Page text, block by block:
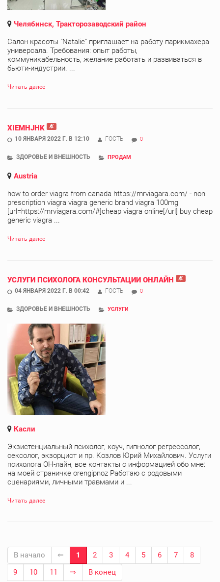
Челябинск, Тракторозаводский район
Салон красоты "Natalie" приглашает на работу парикмахера
универсала. Требования: опыт работы,
коммуникабельность, желание работать и развиваться в
бьюти-индустрии. ...
Читать далее
XIEMHJHK
10 ЯНВАРЯ 2022 Г. В 12:10 ГОСТЬ 0
ЗДОРОВЬЕ И ВНЕШНОСТЬ ПРОДАМ
Austria
how to order viagra from canada https://mrviagara.com/ - non
prescription viagra viagra generic brand viagra 100mg
[url=https://mrviagara.com/#]cheap viagra online[/url] buy cheap
generic viagra ...
Читать далее
УСЛУГИ ПСИХОЛОГА КОНСУЛЬТАЦИИ ОНЛАЙН
04 ЯНВАРЯ 2022 Г. В 00:42 ГОСТЬ 0
ЗДОРОВЬЕ И ВНЕШНОСТЬ УСЛУГИ
Касли
Экзистенциальный психолог, коуч, гипнолог регрессолог,
сексолог, экзорцист и пр. Козлов Юрий Михайлович. Услуги
психолога ОН-лайн, все контакты с информацией обо мне:
на моей страничке orengipnoz Работаю с родовыми
сценариями, личными травмами и ...
Читать далее
В начало ⇐ 1 2 3 4 5 6 7
8
9
10 11 ⇒ В конец